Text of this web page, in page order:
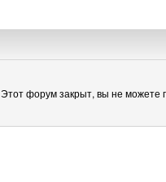
Этот форум закрыт, вы не можете